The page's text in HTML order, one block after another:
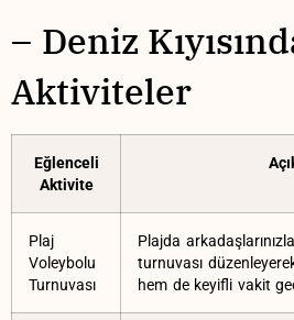
– Deniz⁤
Aktiviteler
Eğlenceli
⁣Aktivite
Plaj ​
Voleybolu
⁤Turnuvası
Plajda
turnuvası
hem de⁤ keyifli vakit